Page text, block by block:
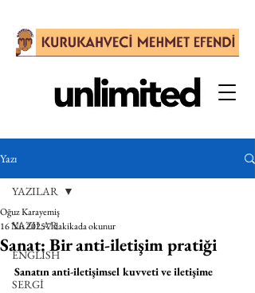
Yazı
YAZILAR
ENGLISH
SERGİ
YAZILAR
Sanat: Bir anti-iletişim pratiği
Oğuz Karayemiş
16 Nis 20257 dakikada okunur
Sanatın anti-iletişimsel kuvveti ve iletişime